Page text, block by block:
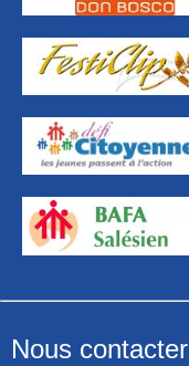
Nous contacter